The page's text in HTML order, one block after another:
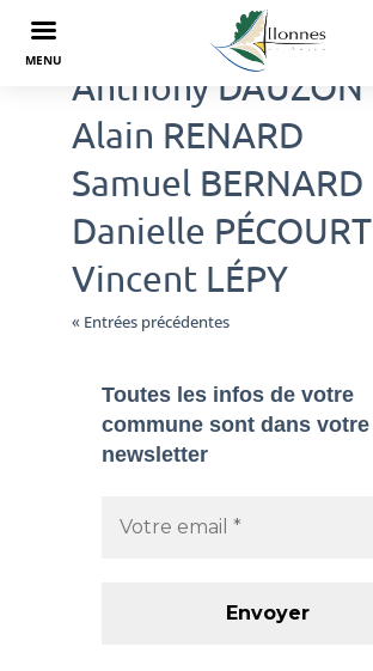
Anthony DAUZON
Alain RENARD
Samuel BERNARD
Danielle PÉCOURT
Vincent LÉPY
« Entrées précédentes
Toutes les infos de votre
commune sont dans votre
newsletter